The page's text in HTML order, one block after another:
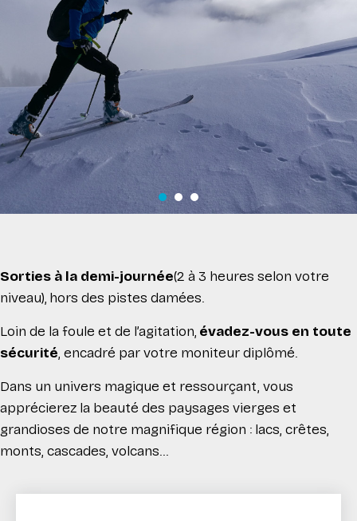
Sorties à la demi-journée(2 à 3 heures selon votre
niveau), hors des pistes damées.
Loin de la foule et de l’agitation, évadez-vous en toute
sécurité, encadré par votre moniteur diplômé.
Dans un univers magique et ressourçant, vous
apprécierez la beauté des paysages vierges et
grandioses de notre magnifique région : lacs, crêtes,
monts, cascades, volcans...